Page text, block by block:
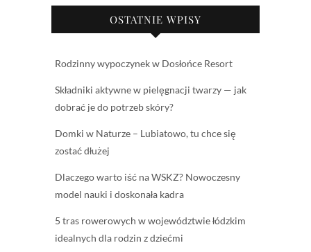
OSTATNIE WPISY
Rodzinny wypoczynek w Dosłońce Resort
Składniki aktywne w pielęgnacji twarzy — jak
dobrać je do potrzeb skóry?
Domki w Naturze – Lubiatowo, tu chce się
zostać dłużej
Dlaczego warto iść na WSKZ? Nowoczesny
model nauki i doskonała kadra
5 tras rowerowych w województwie łódzkim
idealnych dla rodzin z dziećmi